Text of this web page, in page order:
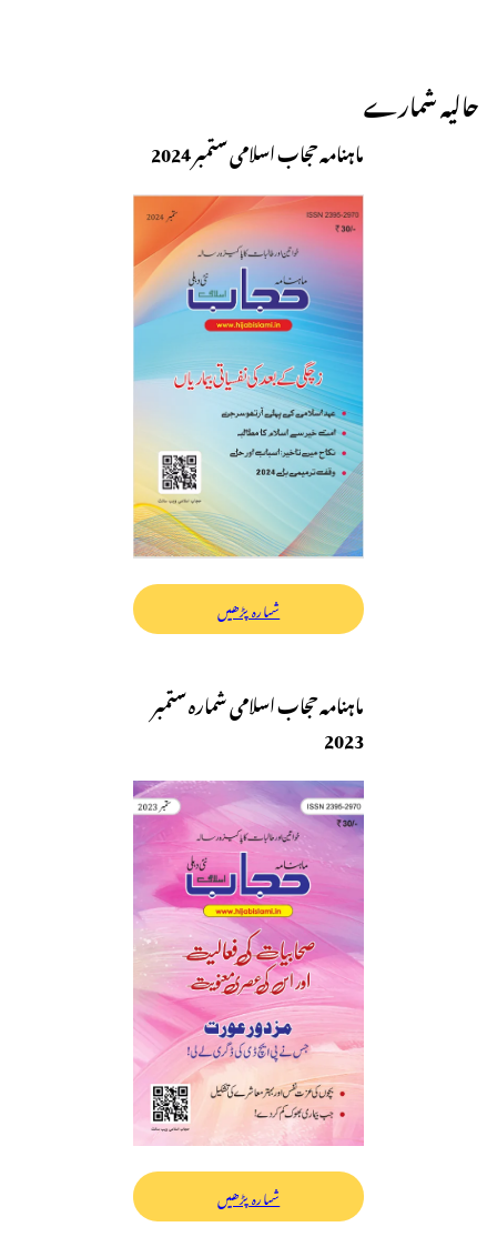
حالیہ شمارے
ماہنامہ حجاب اسلامی ستمبر 2024
شمارہ پڑھیں
ماہنامہ حجاب اسلامی شمارہ ستمبر
2023
شمارہ پڑھیں